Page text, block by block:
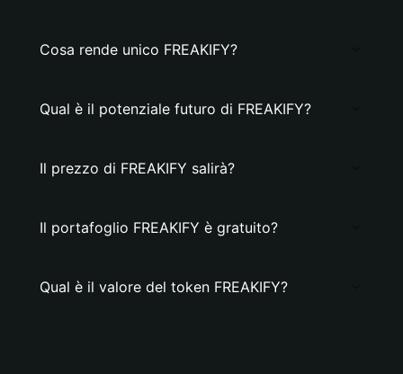
Cosa rende unico FREAKIFY?
Qual è il potenziale futuro di FREAKIFY?
Il prezzo di FREAKIFY salirà?
Il portafoglio FREAKIFY è gratuito?
Qual è il valore del token FREAKIFY?